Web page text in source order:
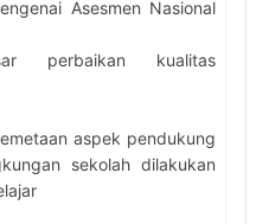
Asesmen Nasional
perbaikan kualitas
aspek pendukung
sekolah dilakukan